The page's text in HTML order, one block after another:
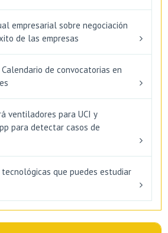
empresarial sobre negociación
de las empresas
de convocatorias en
ventiladores para UCI y
para detectar casos de
que puedes estudiar